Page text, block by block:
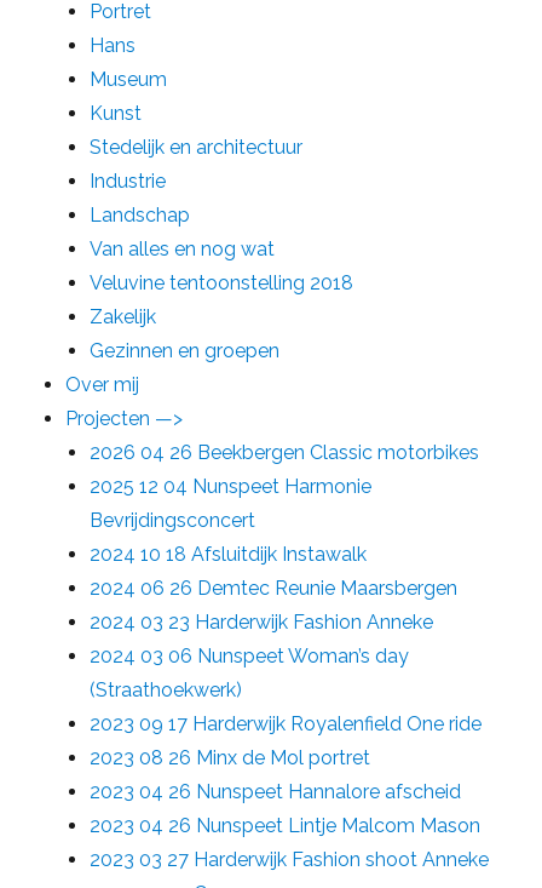
Portret
Hans
Museum
Kunst
Stedelijk en architectuur
Industrie
Landschap
Van alles en nog wat
Veluvine tentoonstelling 2018
Zakelijk
Gezinnen en groepen
Over mij
Projecten —>
2026 04 26 Beekbergen Classic motorbikes
2025 12 04 Nunspeet Harmonie
Bevrijdingsconcert
2024 10 18 Afsluitdijk Instawalk
2024 06 26 Demtec Reunie Maarsbergen
2024 03 23 Harderwijk Fashion Anneke
2024 03 06 Nunspeet Woman’s day
(Straathoekwerk)
2023 09 17 Harderwijk Royalenfield One ride
2023 08 26 Minx de Mol portret
2023 04 26 Nunspeet Hannalore afscheid
2023 04 26 Nunspeet Lintje Malcom Mason
2023 03 27 Harderwijk Fashion shoot Anneke